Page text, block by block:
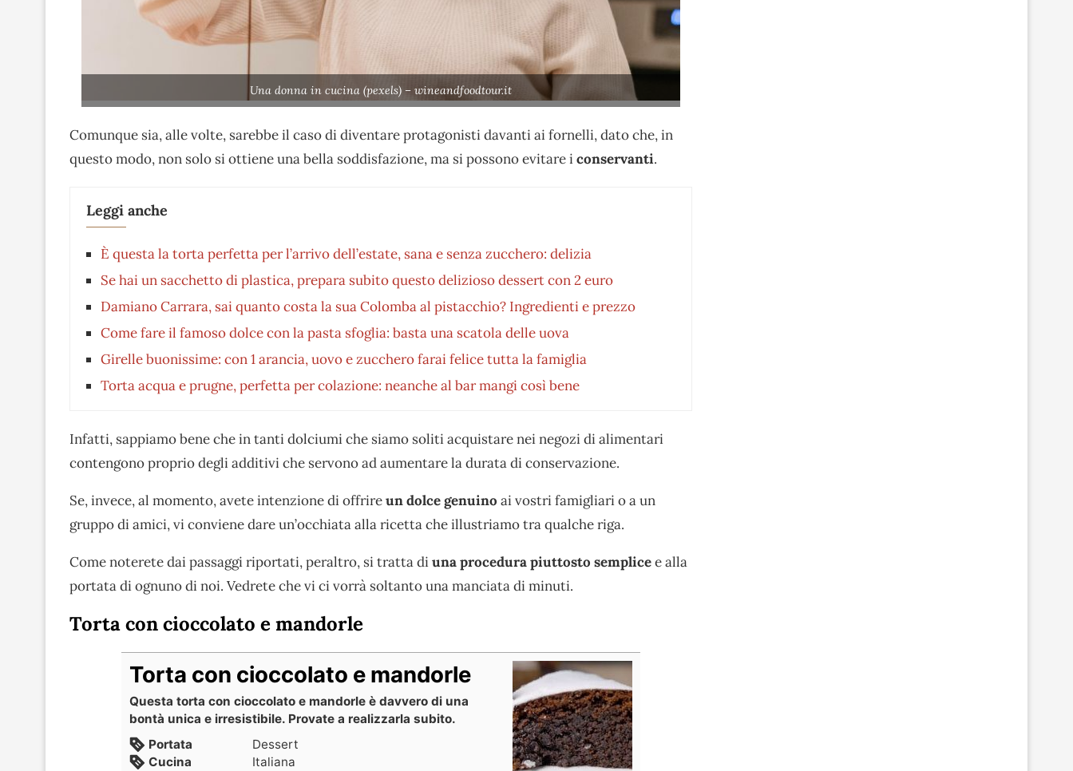
Una donna in cucina (pexels) – wineandfoodtour.it
Comunque sia, alle volte, sarebbe il caso di diventare protagonisti davanti ai fornelli, dato che, in
questo modo, non solo si ottiene una bella soddisfazione, ma si possono evitare iconservanti.
Leggi anche
È questa la torta perfetta per l’arrivo dell’estate, sana e senza zucchero: delizia
Se hai un sacchetto di plastica, prepara subito questo delizioso dessert con 2 euro
Damiano Carrara, sai quanto costa la sua Colomba al pistacchio? Ingredienti e prezzo
Come fare il famoso dolce con la pasta sfoglia: basta una scatola delle uova
Girelle buonissime: con 1 arancia, uovo e zucchero farai felice tutta la famiglia
Torta acqua e prugne, perfetta per colazione: neanche al bar mangi così bene
Infatti, sappiamo bene che in tanti dolciumi che siamo soliti acquistare nei negozi di alimentari
contengono proprio degli additivi che servono ad aumentare la durata di conservazione.
Se, invece, al momento, avete intenzione di offrireun dolce genuino ai vostri famigliari o a un
gruppo di amici, vi conviene dare un’occhiata alla ricetta che illustriamo tra qualche riga.
Come noterete dai passaggi riportati, peraltro, si tratta diuna procedura piuttosto semplicee alla
portata di ognuno di noi. Vedrete che vi ci vorrà soltanto una manciata di minuti.
Torta con cioccolato e mandorle
Torta con cioccolato e mandorle
Questa torta con cioccolato e mandorle è davvero di una
bontà unica e irresistibile. Provate a realizzarla subito.
Portata
Dessert
Cucina
Italiana